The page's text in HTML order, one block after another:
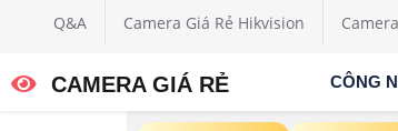
Q&A Camera Giá Rẻ Hikvision
CAMERA GIÁ RẺ CÔNG